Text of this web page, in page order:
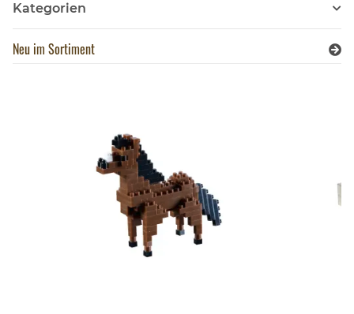
Kategorien
Neu im Sortiment